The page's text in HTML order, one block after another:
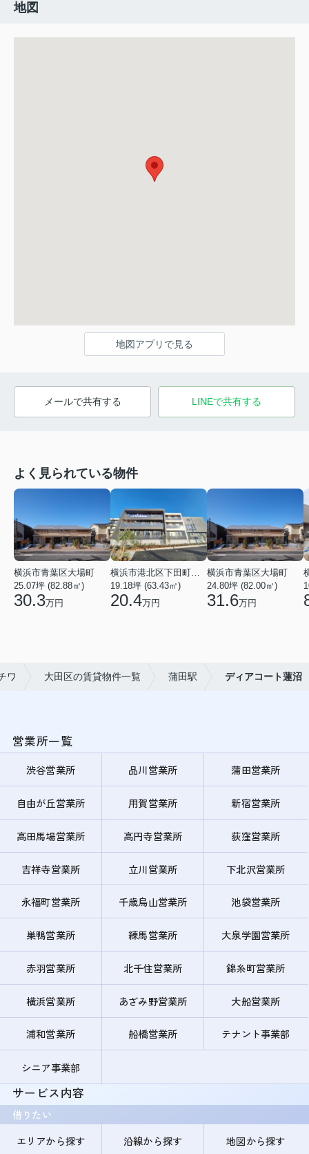
地図
地図アプリで見る
メールで共有する LINEで共有する
よく見られている物件
横浜市青葉区大場町
25.07坪 (82.88㎡)
30.3万円
19.18坪 (63.43㎡)
20.4万円
横浜市青葉区大場町
24.80坪 (82.00㎡)
31.6万円
ワ 大田区の賃貸物件一覧 蒲田駅 ディアコート蓮沼
営業所一覧
渋谷営業所 品川営業所 蒲田営業所
自由が丘営業所 用賀営業所 新宿営業所
高田馬場営業所 高円寺営業所 荻窪営業所
吉祥寺営業所 立川営業所 下北沢営業所
永福町営業所 千歳烏山営業所 池袋営業所
巣鴨営業所 練馬営業所 大泉学園営業所
赤羽営業所 北千住営業所 錦糸町営業所
横浜営業所 あざみ野営業所 大船営業所
浦和営業所 船橋営業所 テナント事業部
シニア事業部
サービス内容
借りたい
エリアから探す
沿線から探す 地図から探す